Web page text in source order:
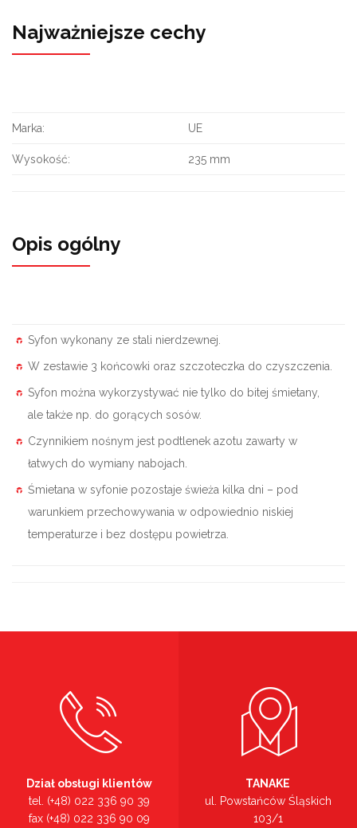
Najważniejsze cechy
Marka: UE
Wysokość: 235 mm
Opis ogólny
Syfon wykonany ze stali nierdzewnej.
W zestawie 3 końcowki oraz szczoteczka do czyszczenia.
Syfon można wykorzystywać nie tylko do bitej śmietany,
ale także np. do gorących sosów.
Czynnikiem nośnym jest podtlenek azotu zawarty w
łatwych do wymiany nabojach.
Śmietana w syfonie pozostaje świeża kilka dni – pod
warunkiem przechowywania w odpowiednio niskiej
temperaturze i bez dostępu powietrza.
Dział obsługi klientów
tel. (+48) 022 336 90 39
fax (+48) 022 336 90 09
TANAKE
ul. Powstańców Śląskich
103/1